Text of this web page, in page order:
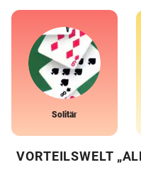
Solitär
VORTEILSWELT